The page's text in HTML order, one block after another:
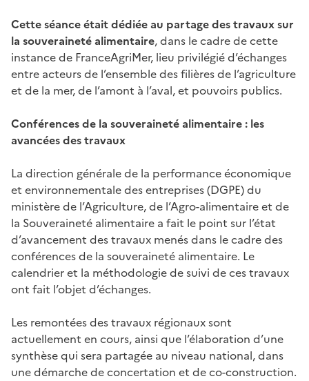
Cette séance était dédiée au partage des travaux sur
la souveraineté alimentaire, dans le cadre de cette
instance de FranceAgriMer, lieu privilégié d’échanges
entre acteurs de l’ensemble des filières de l’agriculture
et de la mer, de l’amont à l’aval, et pouvoirs publics.
Conférences de la souveraineté alimentaire : les
avancées des travaux
La direction générale de la performance économique
et environnementale des entreprises (DGPE) du
ministère de l’Agriculture, de l’Agro-alimentaire et de
la Souveraineté alimentaire a fait le point sur l’état
d’avancement des travaux menés dans le cadre des
conférences de la souveraineté alimentaire. Le
calendrier et la méthodologie de suivi de ces travaux
ont fait l’objet d’échanges.
Les remontées des travaux régionaux sont
actuellement en cours, ainsi que l’élaboration d’une
synthèse qui sera partagée au niveau national, dans
une démarche de concertation et de co-construction.